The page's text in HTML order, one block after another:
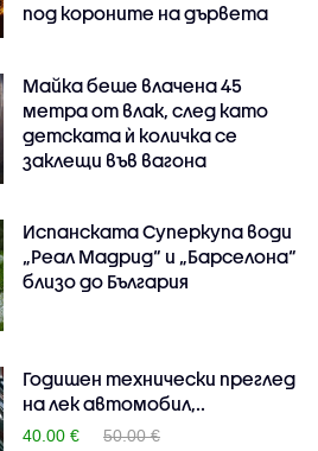
под короните на дървета
Майка беше влачена 45
метра от влак, след като
детската ѝ количка се
заклещи във вагона
Испанската Суперкупа води
„Реал Мадрид“ и „Барселона“
близо до България
Годишен технически преглед
на лек автомобил,..
40.00 € 50.00 €